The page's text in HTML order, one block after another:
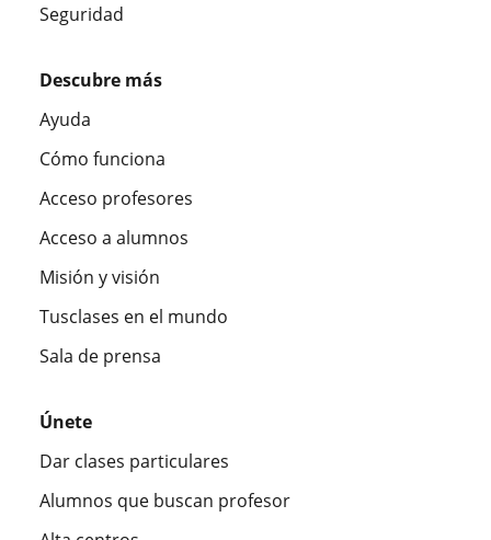
Seguridad
Descubre más
Ayuda
Cómo funciona
Acceso profesores
Acceso a alumnos
Misión y visión
Tusclases en el mundo
Sala de prensa
Únete
Dar clases particulares
Alumnos que buscan profesor